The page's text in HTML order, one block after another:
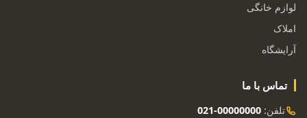
لوازم خانگی
املاک
آرایشگاه
تماس با ما
تلفن:021-00000000